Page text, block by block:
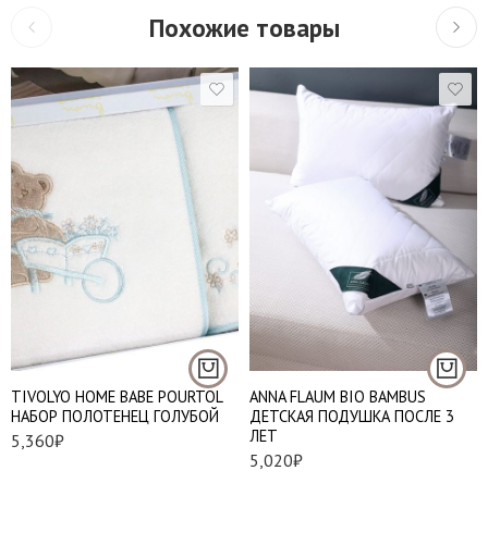
Похожие товары
TIVOLYO HOME BABE POURTOL
НАБОР ПОЛОТЕНЕЦ ГОЛУБОЙ
5,360₽
ANNA FLAUM BIO BAMBUS
ДЕТСКАЯ ПОДУШКА ПОСЛЕ 3
ЛЕТ
5,020₽
Подушки 40*60 см.